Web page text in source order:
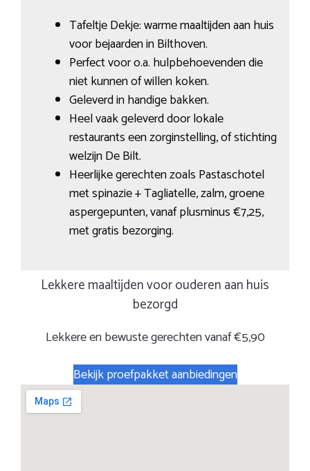
Tafeltje Dekje: warme maaltijden aan huis
voor bejaarden in Bilthoven.
Perfect voor o.a. hulpbehoevenden die
niet kunnen of willen koken.
Geleverd in handige bakken.
Heel vaak geleverd door lokale
restaurants een zorginstelling, of stichting
welzijn De Bilt.
Heerlijke gerechten zoals Pastaschotel
met spinazie + Tagliatelle, zalm, groene
aspergepunten, vanaf plusminus €7,25,
met gratis bezorging.
Lekkere maaltijden voor ouderen aan huis
bezorgd
Lekkere en bewuste gerechten vanaf €5,90
Bekijk proefpakket aanbiedingen